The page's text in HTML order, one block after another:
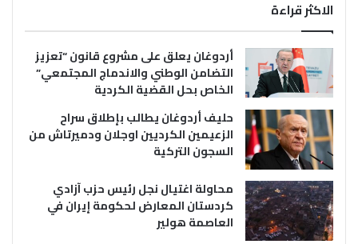
الاكثر قراءة
أردوغان يعلق على مشروع قانون “تعزيز
التضامن الوطني والاندماج المجتمعي”
الخاص بحل القضية الكردية
حليف أردوغان يطالب بإطلاق سراح
الزعيمين الكرديين اوجلان ودميرتاش من
السجون التركية
محاولة اغتيال نجل رئيس حزب آزادي
كردستان المعارض لحكومة إيران في
العاصمة هولير